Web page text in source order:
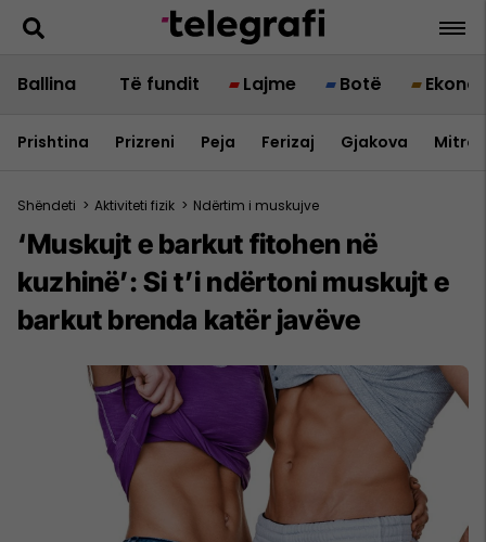
Ballina Të fundit Lajme Botë
Prishtina Prizreni Peja Ferizaj Gjakova
Shëndeti > Aktiviteti fizik > Ndërtim i muskujve
‘Muskujt e barkut fitohen në
kuzhinë’: Si t’i ndërtoni muskujt e
barkut brenda katër javëve